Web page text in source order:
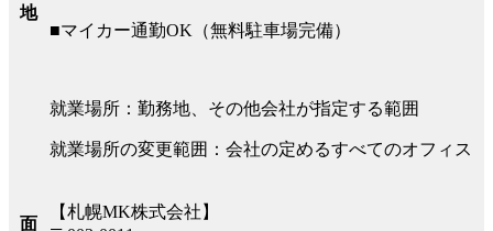
地
■マイカー通勤OK（無料駐車場完備）
就業場所：勤務地、その他会社が指定する範囲
就業場所の変更範囲：会社の定めるすべてのオフィス
面
【札幌MK株式会社】